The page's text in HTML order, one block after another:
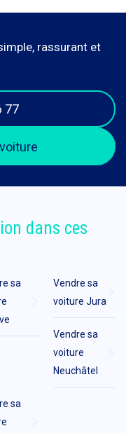
rassurant et
77
dans ces
sa
Vendre sa
voiture Jura
Vendre sa
voiture
Neuchâtel
sa